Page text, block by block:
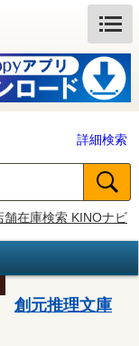
詳細検索
舗在庫検索 KINOナビ
創元推理文庫